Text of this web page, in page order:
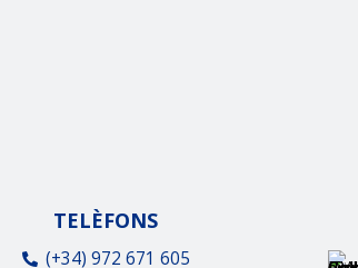
TELÈFONS
(+34) 972 671 605